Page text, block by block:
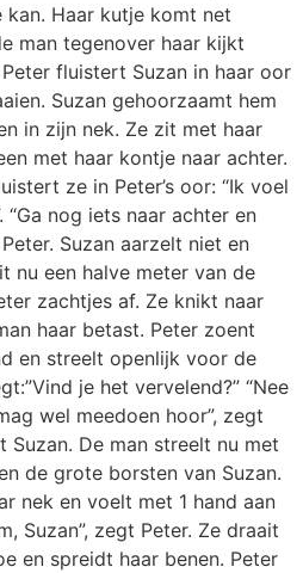
kan. Haar kutje komt net
man tegenover haar kijkt
fluistert Suzan in haar oor
Suzan gehoorzaamt hem
in zijn nek. Ze zit met haar
met haar kontje naar achter.
ze in Peter’s oor: “Ik voel
nog iets naar achter en
Suzan aarzelt niet en
nu een halve meter van de
zachtjes af. Ze knikt naar
haar betast. Peter zoent
en streelt openlijk voor de
je het vervelend?” “Nee
wel meedoen hoor”, zegt
Suzan. De man streelt nu met
de grote borsten van Suzan.
nek en voelt met 1 hand aan
Suzan”, zegt Peter. Ze draait
en spreidt haar benen. Peter